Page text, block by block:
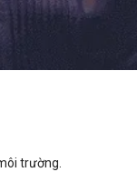
trường.